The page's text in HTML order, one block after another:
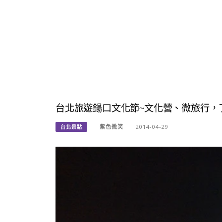
台北旅遊鍚口文化節~文化營、微旅行
台北景點 紫色微笑 2014-04-29